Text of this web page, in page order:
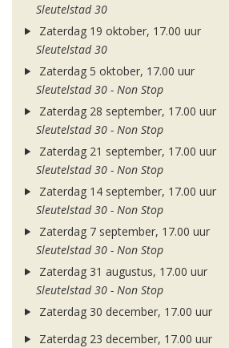
Sleutelstad 30
Zaterdag 19 oktober, 17.00 uur
Sleutelstad 30
Zaterdag 5 oktober, 17.00 uur
Sleutelstad 30 - Non Stop
Zaterdag 28 september, 17.00 uur
Sleutelstad 30 - Non Stop
Zaterdag 21 september, 17.00 uur
Sleutelstad 30 - Non Stop
Zaterdag 14 september, 17.00 uur
Sleutelstad 30 - Non Stop
Zaterdag 7 september, 17.00 uur
Sleutelstad 30 - Non Stop
Zaterdag 31 augustus, 17.00 uur
Sleutelstad 30 - Non Stop
Zaterdag 30 december, 17.00 uur
Zaterdag 23 december, 17.00 uur